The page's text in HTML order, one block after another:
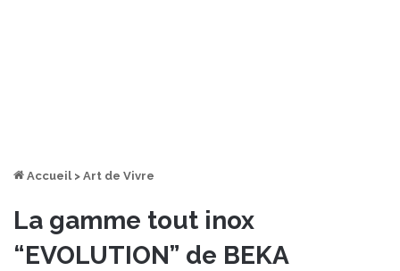
Accueil > Art de Vivre
La gamme tout inox
“EVOLUTION” de BEKA